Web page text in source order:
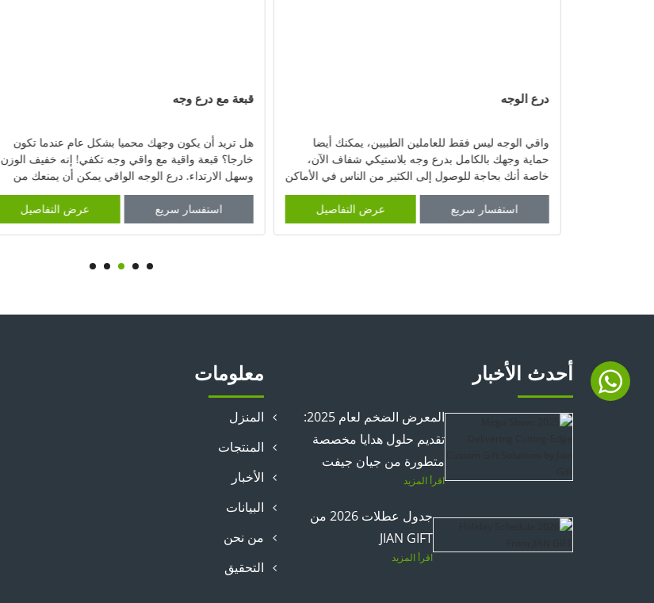
درع الوجه
واقي الوجه ليس فقط للعاملين الطبيين، يمكنك أيضا
حماية وجهك بالكامل بدرع وجه بلاستيكي شفاف الآن،
خاصة أنك بحاجة للوصول إلى الكثير من الناس في الأماكن
العامة، مثل SU
استفسار سريع
عرض التفاصيل
قبعة مع درع وجه
هل تريد أن يكون وجهك محميا بشكل عام عندما تكون
خارجا؟ قبعة واقية مع واقي وجه تكفي! إنه خفيف الوزن
وسهل الارتداء. درع الوجه الواقي يمكن أن يمنعك من
الغبار والحطام والرش والضباب والقطرات وU
استفسار سريع
عرض التفاصيل
معلومات
المنزل
المنتجات
الأخبار
البيانات
من نحن
التحقيق
أحدث الأخبار
المعرض الضخم لعام 2025:
تقديم حلول هدايا مخصصة
متطورة من جيان جيفت
اقرأ المزيد
جدول عطلات 2026 من
JIAN GIFT
اقرأ المزيد